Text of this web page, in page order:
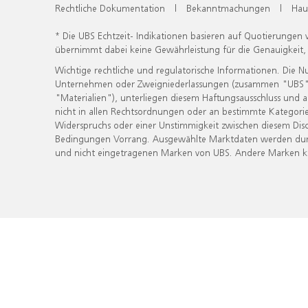
Rechtliche Dokumentation | Bekanntmachungen |
* Die UBS Echtzeit- Indikationen basieren auf
übernimmt dabei keine Gewährleistung für die
Wichtige rechtliche und regulatorische Informationen. Die
Unternehmen oder Zweigniederlassungen (zusammen
"Materialien"), unterliegen diesem Haftungsausschluss
nicht in allen Rechtsordnungen oder an bestimmte
Widerspruchs oder einer Unstimmigkeit zwischen diesem
Bedingungen Vorrang. Ausgewählte Marktdaten werden
und nicht eingetragenen Marken von UBS. Andere Marken